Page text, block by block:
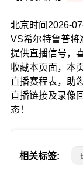
北京时间2026-
VS希尔特鲁普将
提供直播信号，
收藏本页面，本
直播赛程表，助
直播链接及录像
态！
相关标签: